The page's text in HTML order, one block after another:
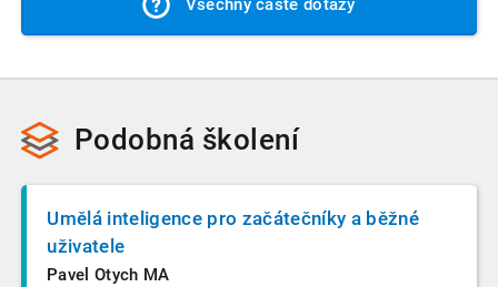
Všechny časté dotazy
Podobná školení
Umělá inteligence pro začátečníky a běžné
uživatele
Pavel Otych MA